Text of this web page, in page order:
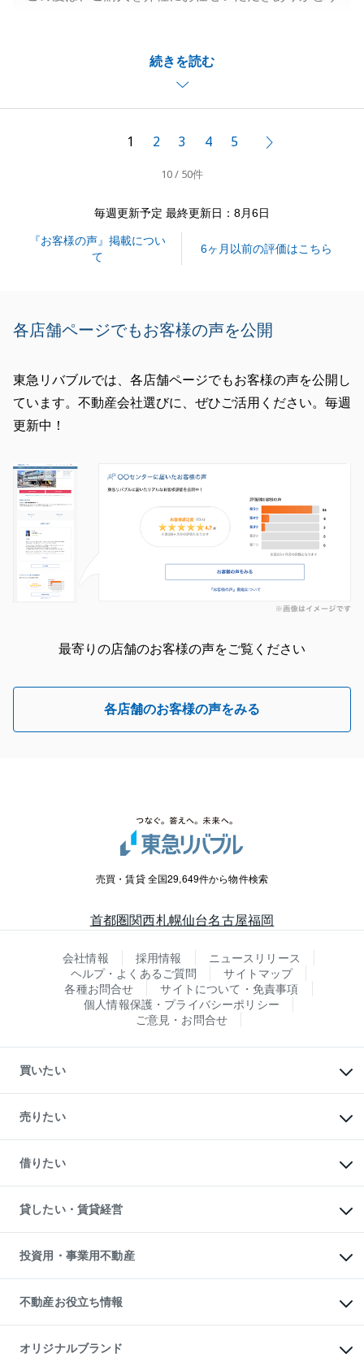
続きを読む
とと存じますが、いつも前向きにご相談を重ねてくだ
さり、感謝の気持ちでいっぱいです。
新しい街での暮らしが、I様にとって、素晴らしいも
閉じる
1 2 3 4 5
10 / 50件
毎週更新予定 最終更新日：8月6日
『お客様の声』掲載につい
て
6ヶ月以前の評価はこちら
各店舗ページでもお客様の声を公開
東急リバブルでは、各店舗ページでもお客様の声を公開し
ています。不動産会社選びに、ぜひご活用ください。毎週
更新中！
最寄りの店舗のお客様の声をご覧ください
各店舗のお客様の声をみる
売買・賃貸 全国29,649件から物件検索
首都圏関西札幌仙台名古屋福岡
会社情報 採用情報
ニュースリリース
ヘルプ・よくあるご質問
サイトマップ
各種お問合せ
サイトについて・免責事項
個人情報保護・プライバシーポリシー
ご意見・お問合せ
買いたい
新築・分譲マンションの購入
中古マンションの購入
一戸建ての購入
中古一戸建ての購入
不動産購入の流れ
注目キーワード物件特集
購入ガイド
English 繁体中文簡体中文
売りたい
一戸建ての売却・査定
土地の売却・査定
スピードAI査定
不動産査定について
不動産売却の流れ
不動産買換えの流れ
売却ガイド
借りたい
オフィス・店舗の賃貸
借りるときの流れ
借りるガイド
貸したい・賃貸経営
マンション賃料データ
賃貸管理プラン
リロケーションについて
貸すガイド
投資用・事業用不動産
事業用不動産
マンション投資
投資用マンション
アパート経営
不動産お役立ち情報
マンションライブラリー
オリジナルブランド